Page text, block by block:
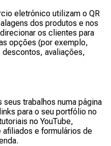
eletrónico utilizam o QR
dos produtos e nos
os clientes para
opções (por exemplo,
avaliações,
trabalhos numa página
para o seu portfólio no
no YouTube,
e formulários de